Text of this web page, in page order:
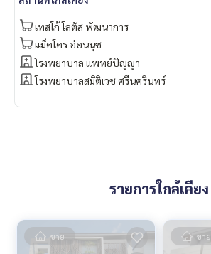
เทสโก้ โลตัส​ พัฒนาการ
แม็คโคร อ่อนนุช
โรงพยาบาล แพทย์ปัญญา
โรงพยาบาลสมิติเวช ศรีนครินทร์
รายการใกล้เคียง
ขาย ขาย